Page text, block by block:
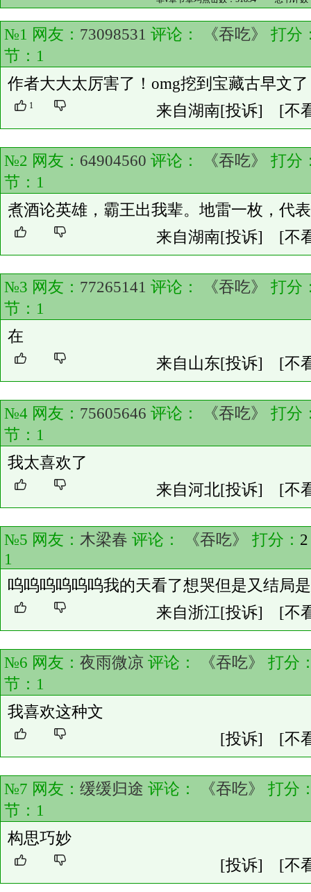
№1 网友： 73098531 评论： 《吞吃》
打分
节： 1
作者大大太厉害了！omg挖到宝藏古早文
1 来自湖南[投诉] [不
№2 网友： 64904560 评论： 《吞吃》
打分
节： 1
煮酒论英雄，霸王出我辈。地雷一枚，代
来自湖南[投诉] [不
№3 网友： 77265141 评论： 《吞吃》
打分
节： 1
在
来自山东[投诉] [不
№4 网友： 75605646 评论： 《吞吃》
打分
节： 1
我太喜欢了
来自河北[投诉] [不
№5 网友： 木梁春 评论： 《吞吃》 打分： 2
1
呜呜呜呜呜呜我的天看了想哭但是又结局
来自浙江[投诉] [不
№6 网友： 夜雨微凉 评论： 《吞吃》
打分
节： 1
我喜欢这种文
[投诉]
[不
№7 网友： 缓缓归途 评论： 《吞吃》
打分
节： 1
构思巧妙
[投诉]
[不